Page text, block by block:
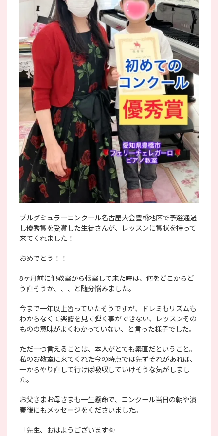
ブルグミュラーコンクール名古屋大会豊橋地区で予選通過
し優秀賞を受賞した生徒さんが、レッスンに賞状を持って
来てくれました！
おめでとう！！
8ヶ月前に他教室から転室して来た時は、何をどこからど
う直そうか、、、と随分悩みました。
今まで一年以上習っていたそうですが、ドレミもリズムも
わからなくて楽譜を見て弾く事ができない、レッスンその
ものの意味がよくわかっていない、と言った様子でした。
ただ一つ言えることは、本人がとても素直だということ。
私のお教室に来てくれた今の時点では先ずそれがあれば、
一からやり直して行けば吸収していけそうな気がしまし
た。
お父さまお母さまも一生懸命で、コンクール当日の朝や演
奏後にもメッセージをくださいました。
「先生、おはようございます🌞